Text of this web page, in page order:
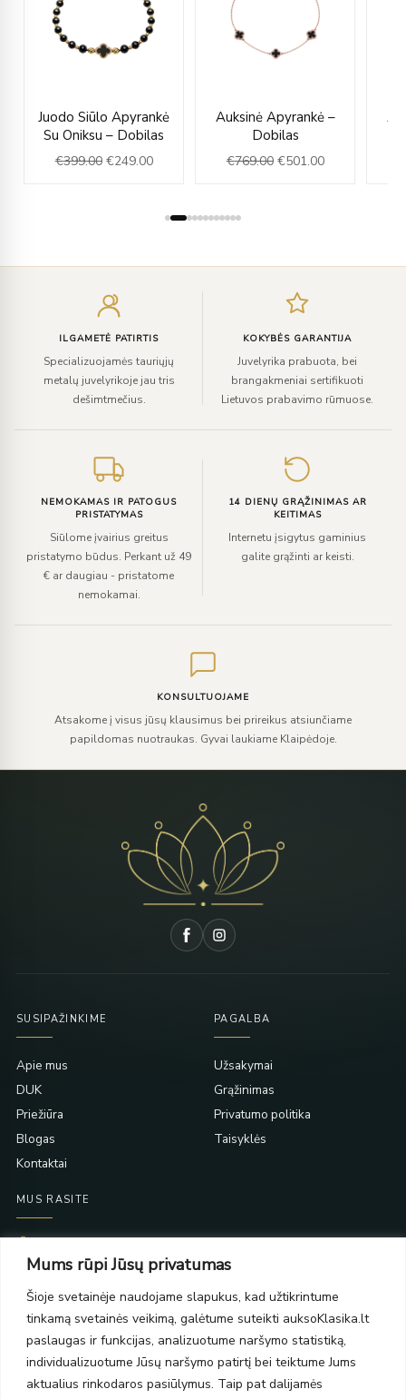
Mums rūpi Jūsų privatumas
Šioje svetainėje naudojame slapukus, kad užtikrintume
tinkamą svetainės veikimą, galėtume suteikti auksoKlasika.lt
paslaugas ir funkcijas, analizuotume naršymo statistiką,
individualizuotume Jūsų naršymo patirtį bei teiktume Jums
aktualius rinkodaros pasiūlymus. Taip pat dalijamės
Juodo Siūlo Apyrankė
Su Oniksu – Dobilas
€399.00
price
was:
€399.00.
€249.00
price
is:
€249.00.
Auksinė Apyrankė –
Dobilas
€769.00
price
was:
€769.00.
€501.00
price
€501.00.
ILGAMETĖ PATIRTIS
Specializuojamės tauriųjų
metalų juvelyrikoje jau tris
dešimtmečius.
KOKYBĖS GARANTIJA
Juvelyrika prabuota, bei
brangakmeniai sertifikuoti
Lietuvos prabavimo rūmuose.
NEMOKAMAS IR PATOGUS
PRISTATYMAS
Siūlome įvairius greitus
pristatymo būdus. Perkant už 49
€ ar daugiau - pristatome
nemokamai.
14 DIENŲ GRĄŽINIMAS AR
KEITIMAS
Internetu įsigytus gaminius
galite grąžinti ar keisti.
KONSULTUOJAME
Atsakome į visus jūsų klausimus bei prireikus atsiunčiame
papildomas nuotraukas. Gyvai laukiame Klaipėdoje.
SUSIPAŽINKIME
Apie mus
DUK
Priežiūra
Blogas
Kontaktai
PAGALBA
Užsakymai
Grąžinimas
Privatumo politika
Taisyklės
MUS RASITE
PC Molas, Klaipėda
PC BIG 2, Klaipėda
Šilutės pl. 35
PC Banginis, Klaipėda
NAUJIENLAIŠKIS